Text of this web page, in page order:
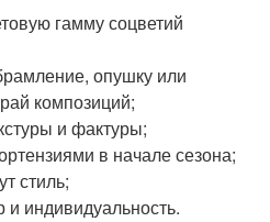
гамму соцветий
опушку или
композиций;
и фактуры;
в начале сезона;
стиль;
и индивидуальность.